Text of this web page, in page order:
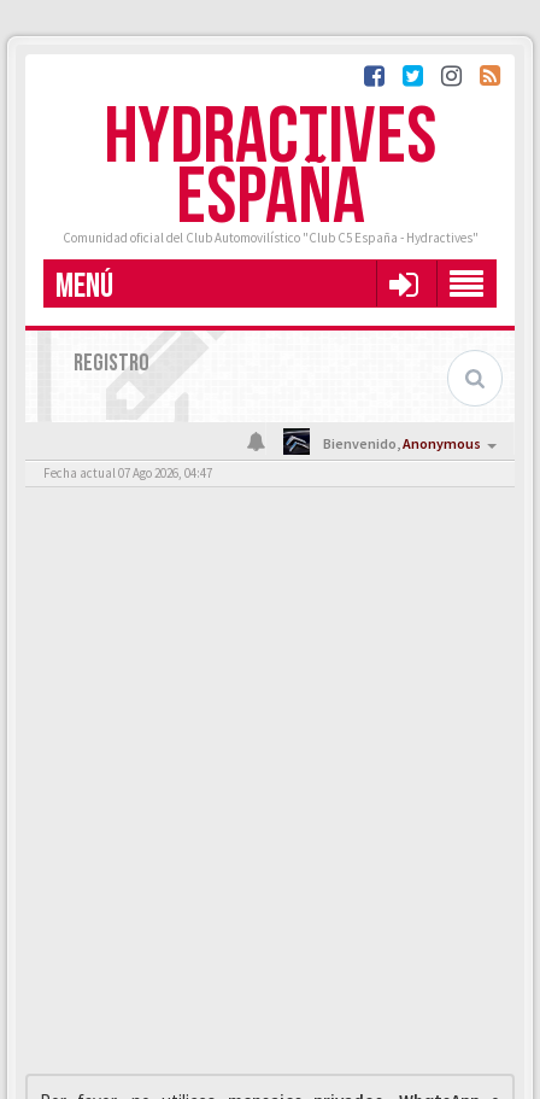
HYDRACTIVES
ESPAÑA
Comunidad oficial del Club Automovilístico "Club C5 España - Hydractives"
MENÚ
REGISTRO
Bienvenido,Anonymous
Fecha actual 07 Ago 2026, 04:47